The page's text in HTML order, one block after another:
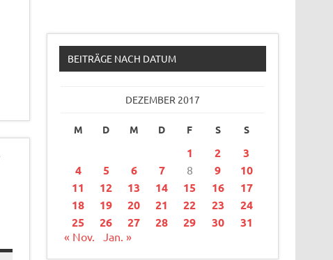
BEITRÄGE NACH DATUM
DEZEMBER 2017
M D M D F S S
1 2
3
4
5 6 7 8 9
10
11
12 13 14 15 16
17
18
19 20 21 22 23
24
25
26 27 28 29 30 31
« Nov. Jan. »